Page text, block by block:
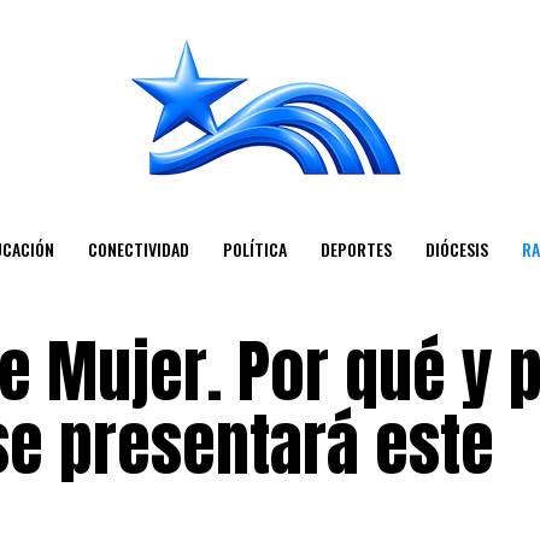
CONECTIVIDAD POLÍTICA DEPORTES DIÓCESIS
Mujer. Por qué y
presentará este